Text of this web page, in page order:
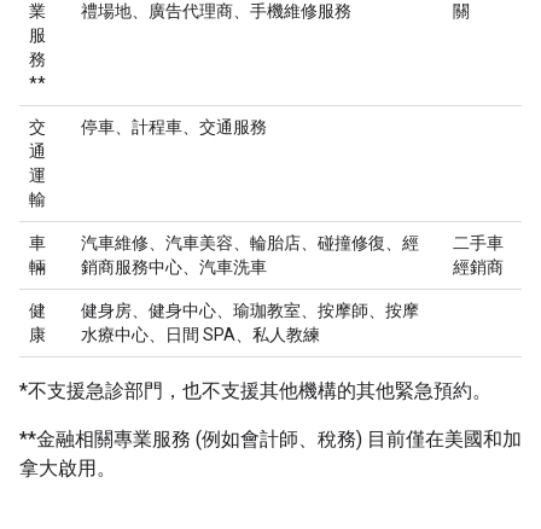
業
服
務
**
禮場地、廣告代理商、手機維修服務
關
交
通
運
輸
停車、計程車、交通服務
車
輛
汽車維修、汽車美容、輪胎店、碰撞修復、經
銷商服務中心、汽車洗車
二手車
經銷商
健
康
健身房、健身中心、瑜珈教室、按摩師、按摩
水療中心、日間 SPA、私人教練
*不支援急診部門，也不支援其他機構的其他緊急預約。
**金融相關專業服務 (例如會計師、稅務) 目前僅在美國和加
拿大啟用。